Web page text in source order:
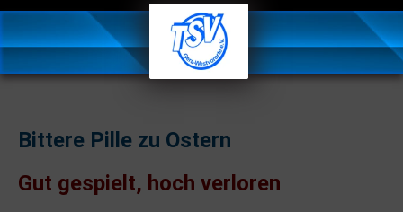
Bittere Pille zu Ostern
Gut gespielt, hoch verloren